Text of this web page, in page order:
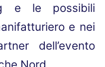
e le possibili
e nei
dell’evento
Nord